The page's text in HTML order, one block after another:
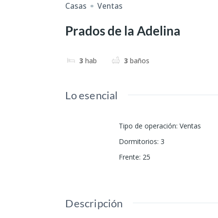
Casas Ventas
Prados de la Adelina
3 hab 3 baños
Lo esencial
Tipo de operación: Ventas
Dormitorios: 3
Frente: 25
Descripción